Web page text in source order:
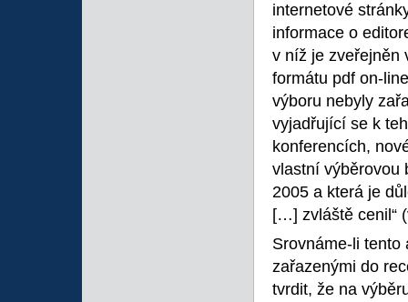
internetové
informace o
v níž je zveřejněn
formátu pdf on-
výboru nebyly
vyjadřující se k
konferencích,
vlastní výběrovou
2005 a která je
[…] zvláště cenil“
Srovnáme-li tento
zařazenými do
tvrdit, že na